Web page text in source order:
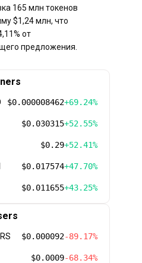
165 млн токенов
$1,24 млн, что
от
предложения.
$0.000008462+69.24%
$0.030315+52.55%
$0.29+52.41%
$0.017574+47.70%
$0.011655+43.25%
$0.000092-89.17%
$0.0009-68.34%